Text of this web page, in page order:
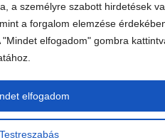
a személyre szabott hirdetések
a forgalom elemzése
elfogadom" gombra
Testreszabás
elfogadom